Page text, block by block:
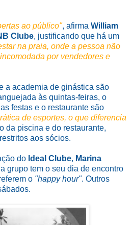
ao público", afirma William
Clube, justificando que há um
na praia, onde a pessoa não
por vendedores e
a academia de ginástica são
às quintas-feiras, o
festas e o restaurante são
de esportes, o que diferencia
da piscina e do restaurante,
aos sócios.
do Ideal Clube, Marina
grupo tem o seu dia de encontro
o "happy hour". Outros